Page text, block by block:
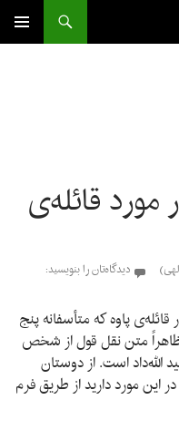
قائله‌ی
دیدگاه‌تان را بنویسید:
پاوه که متأسفانه پنج
متن نقل قول از شخص
است. از دوستان
این مورد دارید از طریق فرم